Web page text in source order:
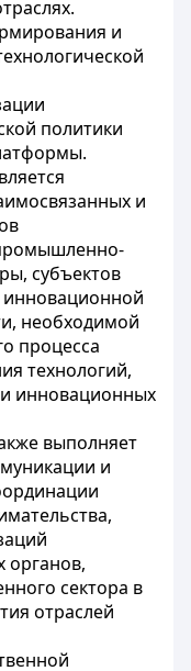
и
политики
и
субъектов
инновационной
необходимой
процесса
технологий,
инновационных
выполняет
и
органов,
сектора в
отраслей